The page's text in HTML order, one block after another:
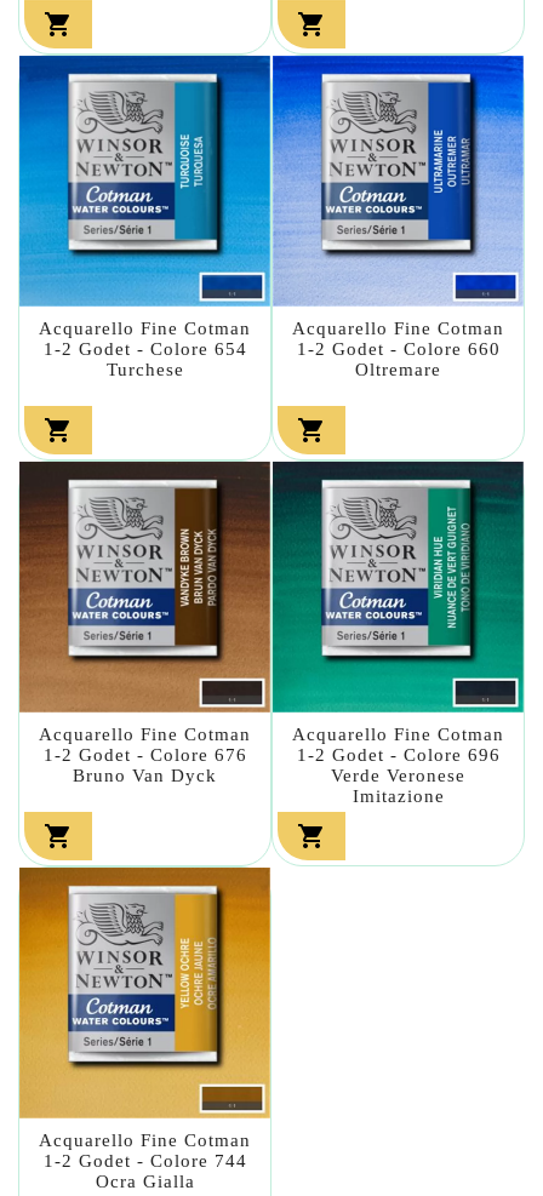
 
Acquarello Fine Cotman
1-2 Godet - Colore 654
Turchese

Acquarello Fine Cotman
1-2 Godet - Colore 660
Oltremare

Acquarello Fine Cotman
1-2 Godet - Colore 676
Bruno Van Dyck

Acquarello Fine Cotman
1-2 Godet - Colore 696
Verde Veronese
Imitazione

Acquarello Fine Cotman
1-2 Godet - Colore 744
Ocra Gialla